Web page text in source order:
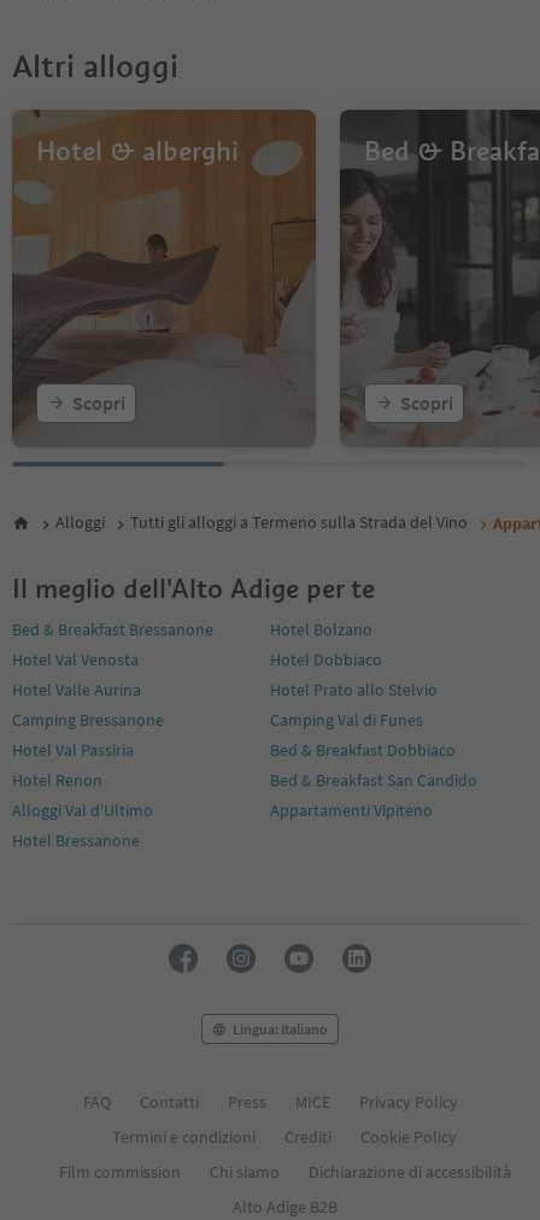
Altri alloggi
Hotel & alberghi
Scopri
Bed &
Scopri
Alloggi Tutti gli alloggi a Termeno sulla Strada del Vino
Il meglio dell'Alto Adige per te
Bed & Breakfast Bressanone
Hotel Bolzano
Hotel Val Venosta
Hotel Dobbiaco
Hotel Valle Aurina
Hotel Prato allo Stelvio
Camping Bressanone
Camping Val di Funes
Hotel Val Passiria
Bed & Breakfast Dobbiaco
Hotel Renon
Bed & Breakfast San Candido
Alloggi Val d'Ultimo
Appartamenti Vipiteno
Hotel Bressanone
Lingua: Italiano
FAQ Contatti Press MICE
Privacy Policy
Termini e condizioni
Crediti
Cookie Policy
Film commission
Chi siamo
Dichiarazione di accessibilità
Alto Adige B2B